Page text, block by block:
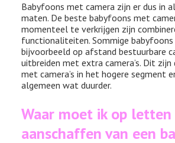
Babyfoons met camera zijn er dus in
maten. De beste babyfoons met
momenteel te verkrijgen zijn
functionaliteiten. Sommige babyfoons
bijvoorbeeld op afstand bestuurbare
uitbreiden met extra camera’s. Dit zijn
met camera’s in het hogere segment
algemeen wat duurder.
Waar moet ik op
aanschaffen van een